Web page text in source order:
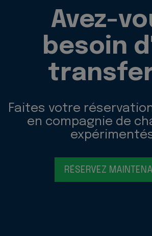
Avez-
besoin
Faites votre
en compagnie de
RÉSERVEZ